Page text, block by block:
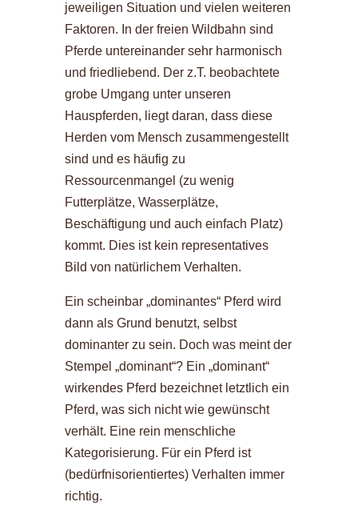
jeweiligen Situation und vielen weiteren
Faktoren. In der freien Wildbahn sind
Pferde untereinander sehr harmonisch
und friedliebend. Der z.T. beobachtete
grobe Umgang unter unseren
Hauspferden, liegt daran, dass diese
Herden vom Mensch zusammengestellt
sind und es häufig zu
Ressourcenmangel (zu wenig
Futterplätze, Wasserplätze,
Beschäftigung und auch einfach Platz)
kommt. Dies ist kein representatives
Bild von natürlichem Verhalten.
Ein scheinbar „dominantes“ Pferd wird
dann als Grund benutzt, selbst
dominanter zu sein. Doch was meint der
Stempel „dominant“? Ein „dominant“
wirkendes Pferd bezeichnet letztlich ein
Pferd, was sich nicht wie gewünscht
verhält. Eine rein menschliche
Kategorisierung. Für ein Pferd ist
(bedürfnisorientiertes) Verhalten immer
richtig.